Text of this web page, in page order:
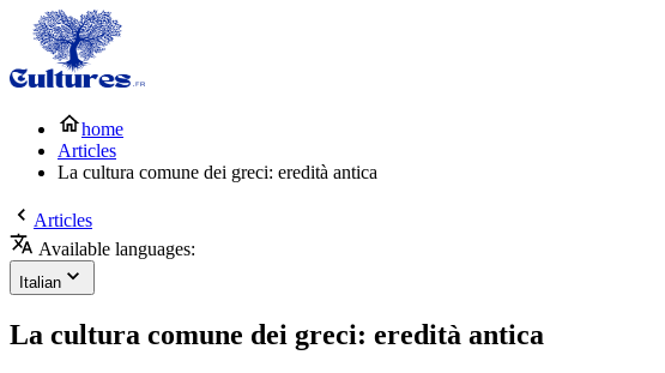
home
Articles
La cultura comune dei greci: eredità antica
Articles
Available languages:
Italian
La cultura comune dei greci: eredità antica